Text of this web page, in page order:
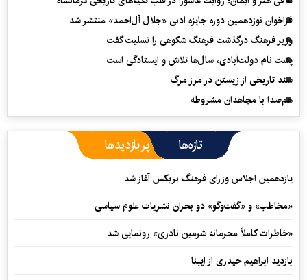
فراخوان نوزدهمین دوره جایزه ادبی «جلال آل‌احمد» منتشر شد
وزیر فرهنگ درگذشت فرهنگ شکوهی را تسلیت گفت
پشت نام دولت‌آبادی، سال‌ها تلاش و ایستادگی است
سند تاریخی از زیستن در مرز مرگ
هم‌صدا با مجاهدان مشروطه
تازه‌ها پربازدیدها
یازدهمین اجلاس وزرای فرهنگ بریکس آغاز شد
«مخاطب» و «گفت‌وگو» دو بحران نشریات علوم سیاسی
«خاطرات کاملاً محرمانه شرمین نادری» رونمایی شد
بازدید ابراهیم حیدری از ایبنا